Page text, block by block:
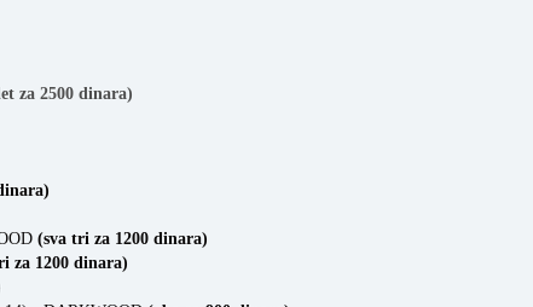
za 2500 dinara)
(sva tri za 1200 dinara)
za 1200 dinara)